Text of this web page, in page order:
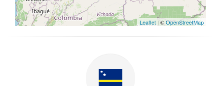
Leaflet | ©OpenStreetMap